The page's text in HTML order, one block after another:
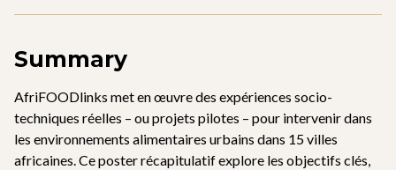
Summary
AfriFOODlinks met en œuvre des expériences socio-
techniques réelles – ou projets pilotes – pour intervenir dans
les environnements alimentaires urbains dans 15 villes
africaines. Ce poster récapitulatif explore les objectifs clés,